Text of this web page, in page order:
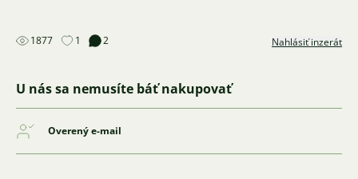
1877 1 2 Nahlásiť inzerát
U nás sa nemusíte báť nakupovať
Overený e-mail